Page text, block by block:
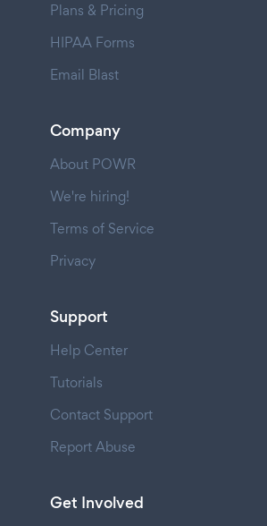
Plans & Pricing
HIPAA Forms
Email Blast
Company
About POWR
We're hiring!
Terms of Service
Privacy
Support
Help Center
Tutorials
Contact Support
Report Abuse
Get Involved